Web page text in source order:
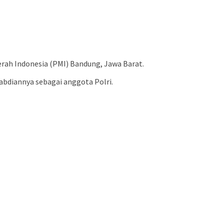
Indonesia (PMI) Bandung, Jawa Barat.
sebagai anggota Polri.